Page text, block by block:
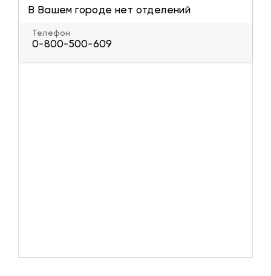
В Вашем городе нет отделений
Телефон
0-800-500-609